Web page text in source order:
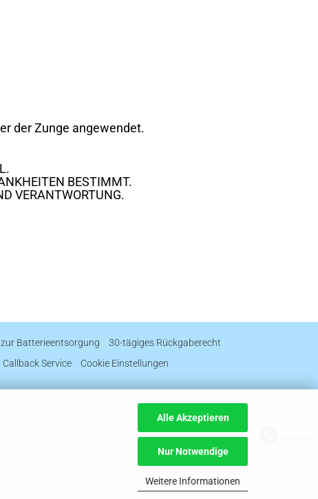
Alle Akzeptieren
Nur Notwendige
Weitere Informationen
der Zunge angewendet.
BESTIMMT.
VERANTWORTUNG.
Batterieentsorgung
30-tägiges Rückgaberecht
Callback Service Cookie Einstellungen